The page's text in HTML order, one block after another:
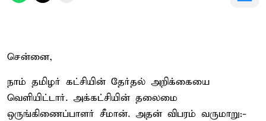
சென்னை,
நாம் தமிழர் கட்சியின் தேர்தல் அறிக்கையை
வெளியிட்டார். அக்கட்சியின் தலைமை
ஒருங்கிணைப்பாளர் சீமான். அதன் விபரம் வருமாறு:-